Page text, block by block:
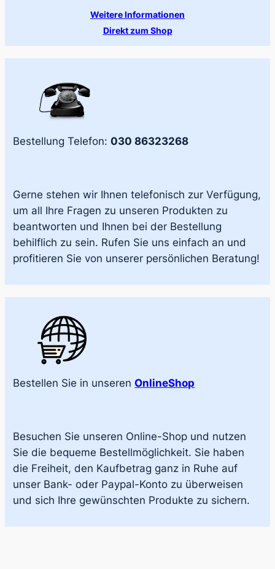
Weitere Informationen
Direkt zum Shop
Bestellung Telefon:030 86323268
Gerne stehen wir Ihnen telefonisch zur Verfügung,
um all Ihre Fragen zu unseren Produkten zu
beantworten und Ihnen bei der Bestellung
behilflich zu sein. Rufen Sie uns einfach an und
profitieren Sie von unserer persönlichen Beratung!
Bestellen Sie in unserenOnlineShop
Besuchen Sie unseren Online-Shop und nutzen
Sie die bequeme Bestellmöglichkeit. Sie haben
die Freiheit, den Kaufbetrag ganz in Ruhe auf
unser Bank- oder Paypal-Konto zu überweisen
und sich Ihre gewünschten Produkte zu sichern.